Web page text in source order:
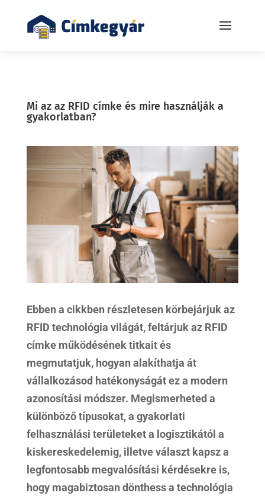
Mi az az RFID címke és mire használják a
gyakorlatban?
Ebben a cikkben részletesen körbejárjuk az
RFID technológia világát, feltárjuk az RFID
címke működésének titkait és
megmutatjuk, hogyan alakíthatja át
vállalkozásod hatékonyságát ez a modern
azonosítási módszer. Megismerheted a
különböző típusokat, a gyakorlati
felhasználási területeket a logisztikától a
kiskereskedelemig, illetve választ kapsz a
legfontosabb megvalósítási kérdésekre is,
hogy magabiztosan dönthess a technológia